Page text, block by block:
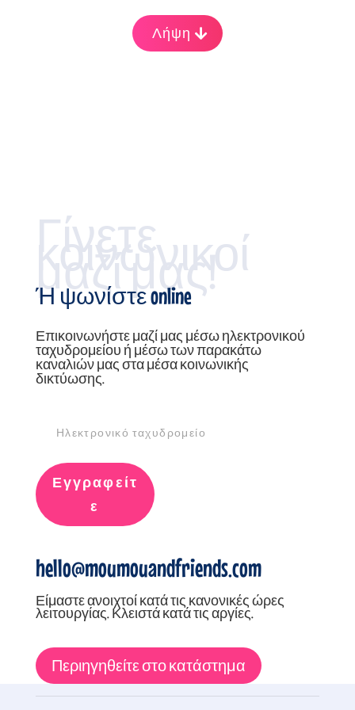
Λήψη
Γίνετε
κοινωνικοί
μαζί μας!
Ή ψωνίστε online
Επικοινωνήστε μαζί μας μέσω ηλεκτρονικού
ταχυδρομείου ή μέσω των παρακάτω
καναλιών μας στα μέσα κοινωνικής
δικτύωσης.
Εγγραφείτ
ε
hello@moumouandfriends.com
Είμαστε ανοιχτοί κατά τις κανονικές ώρες
λειτουργίας. Κλειστά κατά τις αργίες.
Περιηγηθείτε στο κατάστημα